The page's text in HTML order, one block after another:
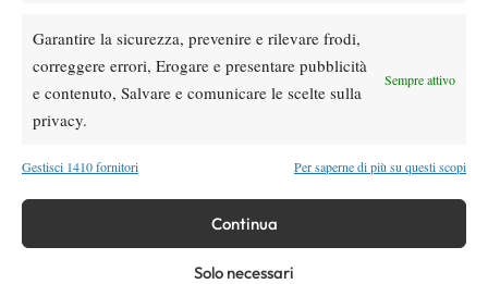
Garantire la sicurezza, prevenire e rilevare frodi,
correggere errori, Erogare e presentare pubblicità
e contenuto, Salvare e comunicare le scelte sulla
privacy.
Sempre attivo
Gestisci 1410 fornitori Per saperne di più su questi scopi
Continua
Solo necessari
TAGGED: svta
Nessun commento
Devi essereconnessoper inviare un commento.